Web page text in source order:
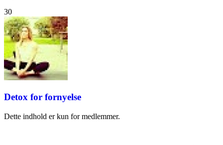
30
Detox for fornyelse
Dette indhold er kun for medlemmer.